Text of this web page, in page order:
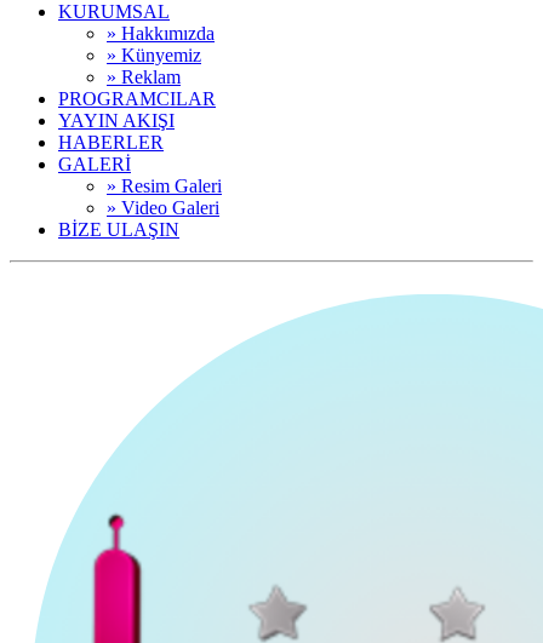
KURUMSAL
» Hakkımızda
» Künyemiz
» Reklam
PROGRAMCILAR
YAYIN AKIŞI
HABERLER
GALERİ
» Resim Galeri
» Video Galeri
BİZE ULAŞIN